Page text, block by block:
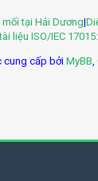
mối tại Hải Dương|
liệu ISO/IEC
cung cấp bởi MyBB,